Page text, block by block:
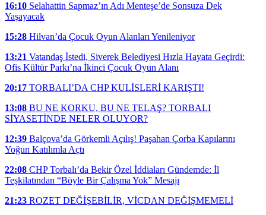
16:10 Selahattin Sapmaz’ın Adı Menteşe’de Sonsuza Dek
Yaşayacak
15:28 Hilvan’da Çocuk Oyun Alanları Yenileniyor
13:21 Vatandaş İstedi, Siverek Belediyesi Hızla Hayata Geçirdi:
Ofis Kültür Parkı’na İkinci Çocuk Oyun Alanı
20:17 TORBALI’DA CHP KULİSLERİ KARIŞTI!
13:08 BU NE KORKU, BU NE TELAŞ? TORBALI
SİYASETİNDE NELER OLUYOR?
12:39 Balçova’da Görkemli Açılış! Paşahan Çorba Kapılarını
Yoğun Katılımla Açtı
22:08 CHP Torbalı’da Bekir Özel İddiaları Gündemde: İl
Teşkilatından “Böyle Bir Çalışma Yok” Mesajı
21:23 ROZET DEĞİŞEBİLİR, VİCDAN DEĞİŞMEMELİ